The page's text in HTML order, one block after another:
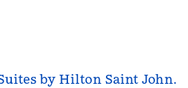
by Hilton Saint John.